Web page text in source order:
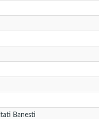
Banesti